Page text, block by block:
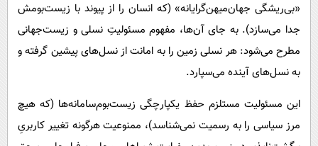
«بی‌ریشگی جهان‌میهن‌گرایانه» (که انسان را از پیوند با زیست‌بومش
جدا می‌سازد). به جای آن‌ها، مفهوم مسئولیتِ نسلی و زیست‌جهانی
مطرح می‌شود: هر نسلی زمین را به امانت از نسل‌های پیشین گرفته و
به نسل‌های آینده می‌سپارد.
این مسئولیت مستلزم حفظ یکپارچگی زیست‌بوم‌سامانه‌ها (که هیچ
مرز سیاسی را به رسمیت نمی‌شناسد)، ممنوعیت هرگونه تغییر کاربریِ